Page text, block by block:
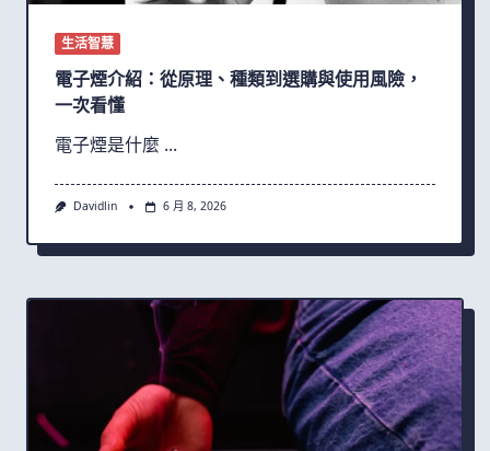
生活智慧
電子煙介紹：從原理、種類到選購與使用風險，
一次看懂
電子煙是什麼 ...
Davidlin 6 月 8, 2026